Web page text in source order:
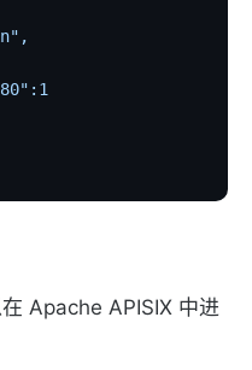
Apache APISIX 中进